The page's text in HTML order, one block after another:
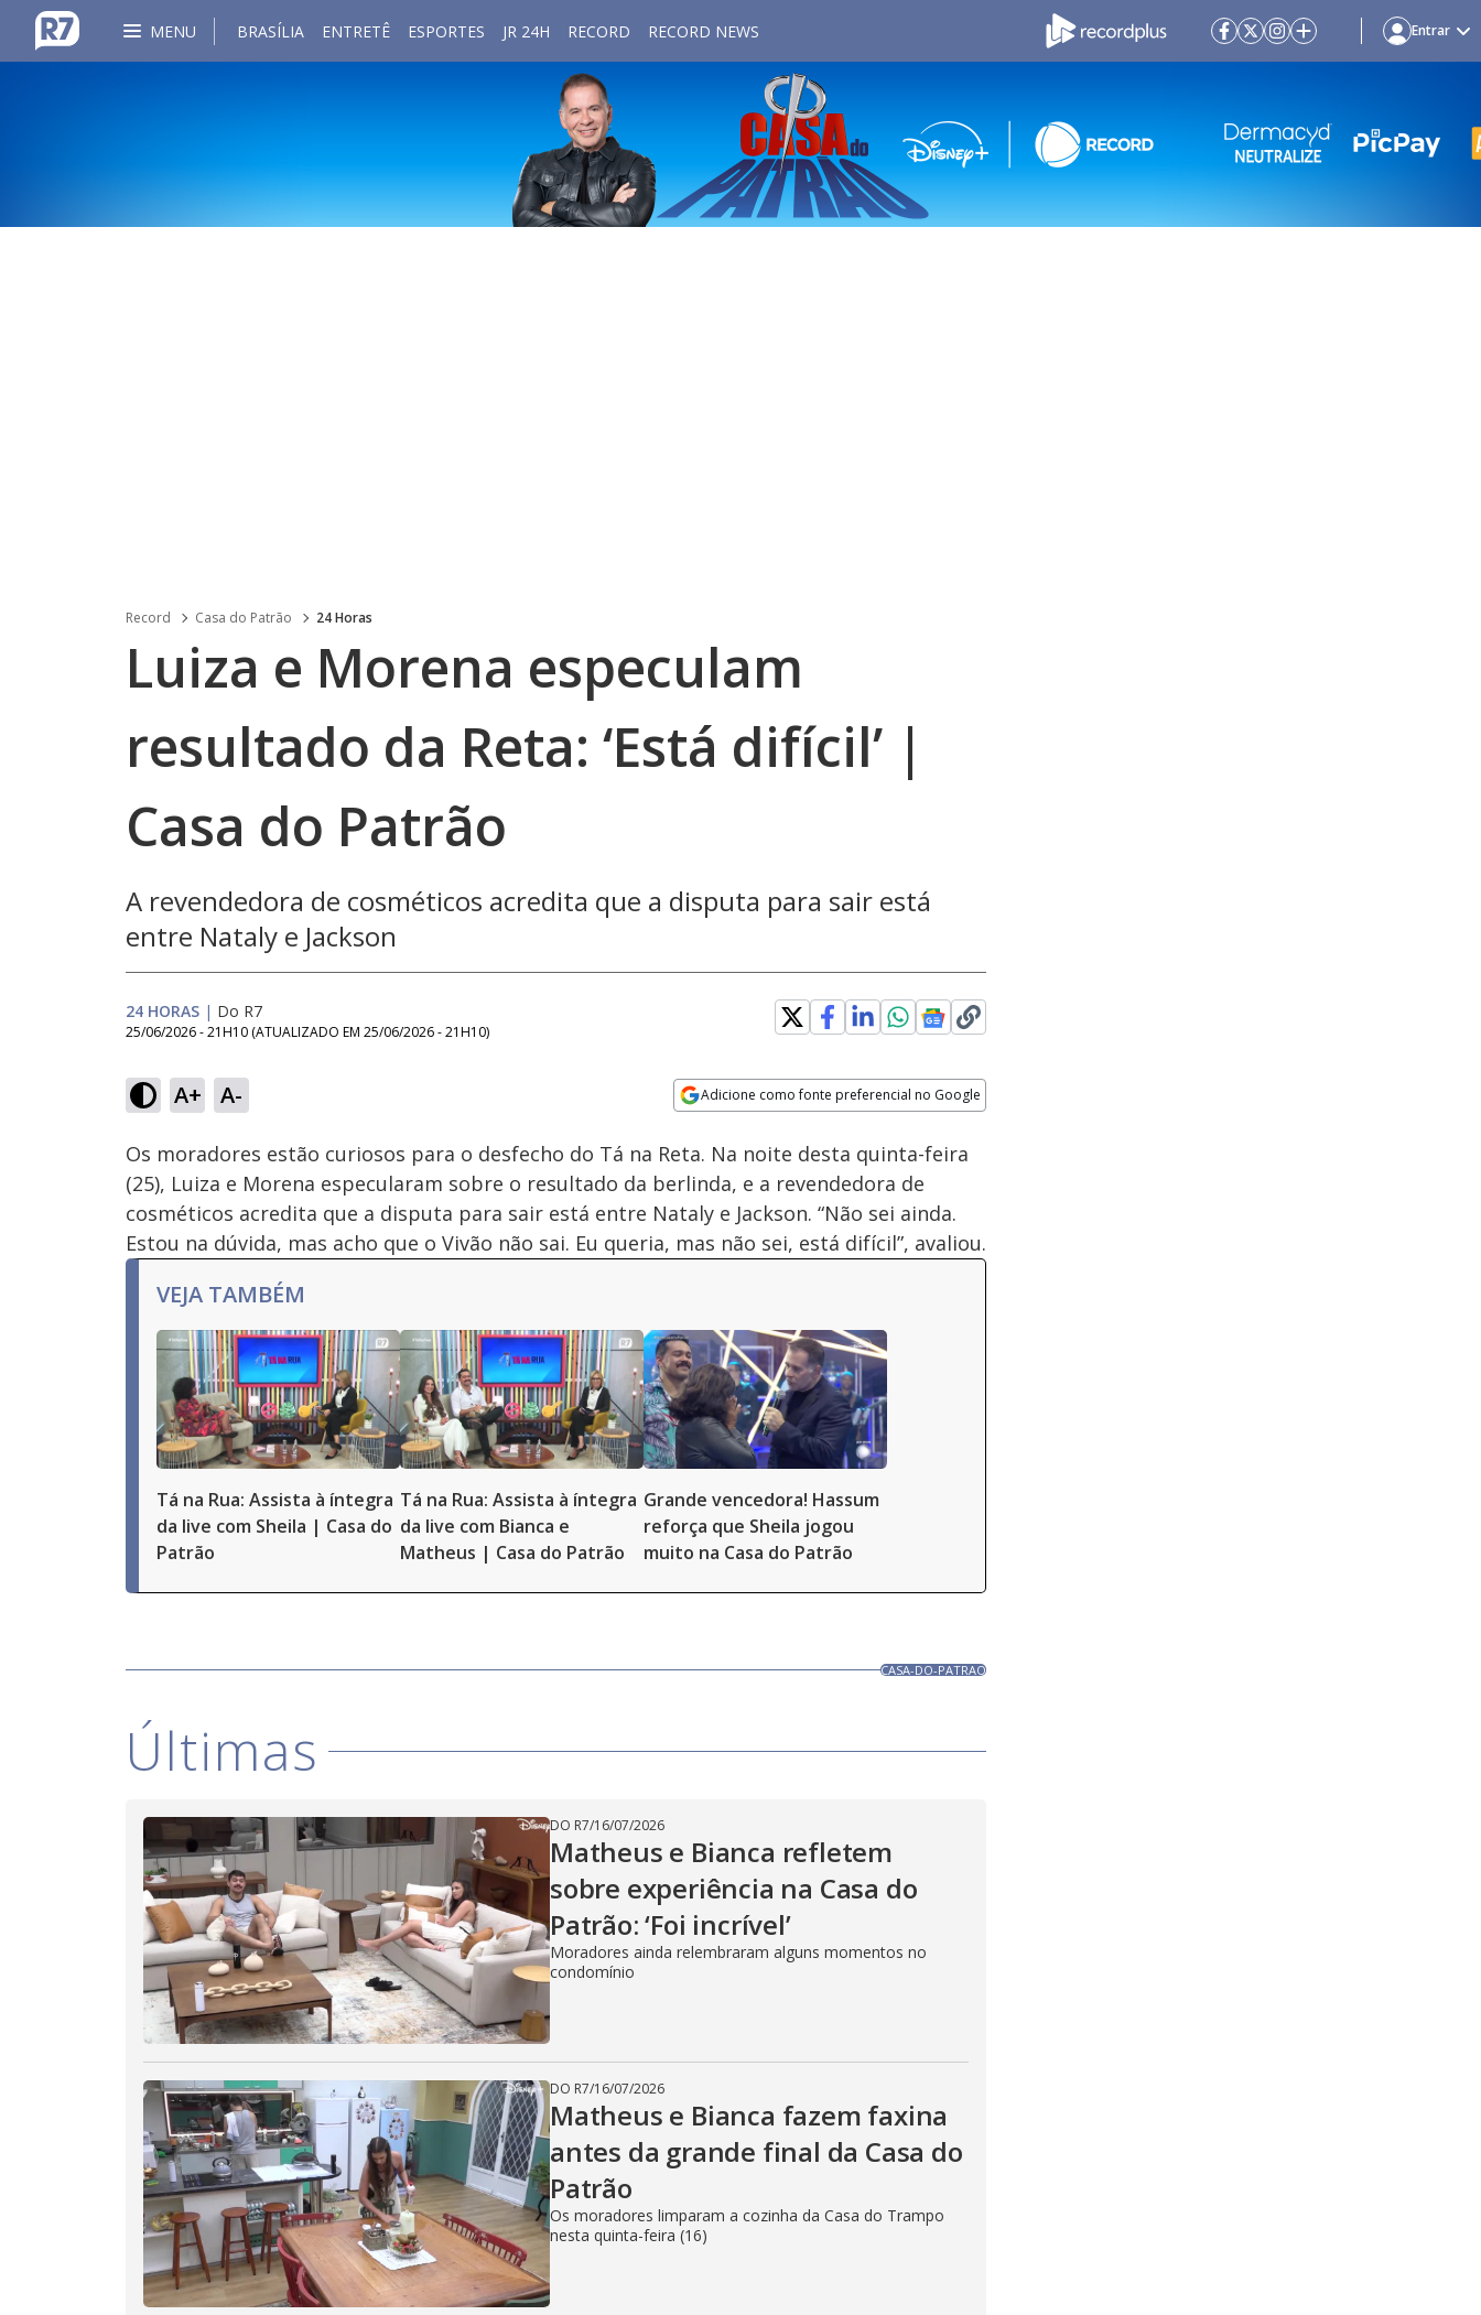
MENU BRASÍLIA ENTRETÊ ESPORTES JR 24H RECORD RECORD NEWS Entrar
Record Casa do Patrão 24 Horas
Luiza e Morena especulam
resultado da Reta: ‘Está difícil’ |
Casa do Patrão
A revendedora de cosméticos acredita que a disputa para sair está
entre Nataly e Jackson
24 HORAS | Do R7
25/06/2026 - 21H10 (ATUALIZADO EM 25/06/2026 - 21H10)
A+ A- Adicione como fonte preferencial no Google
Ativar
Som
Velocidade
Os moradores estão curiosos para o desfecho do Tá na Reta. Na noite desta quinta-feira
(25), Luiza e Morena especularam sobre o resultado da berlinda, e a revendedora de
cosméticos acredita que a disputa para sair está entre Nataly e Jackson. “Não sei ainda.
Estou na dúvida, mas acho que o Vivão não sai. Eu queria, mas não sei, está difícil”, avaliou.
VEJA TAMBÉM
Tá na Rua: Assista à íntegra
da live com Sheila | Casa do
Patrão
Tá na Rua: Assista à íntegra
da live com Bianca e
Matheus | Casa do Patrão
Grande vencedora! Hassum
reforça que Sheila jogou
muito na Casa do Patrão
CASA-DO-PATRAO
Últimas
DO R7/16/07/2026
Matheus e Bianca refletem
sobre experiência na Casa do
Patrão: ‘Foi incrível’
Moradores ainda relembraram alguns momentos no
condomínio
DO R7/16/07/2026
Matheus e Bianca fazem faxina
antes da grande final da Casa do
Patrão
Os moradores limparam a cozinha da Casa do Trampo
nesta quinta-feira (16)